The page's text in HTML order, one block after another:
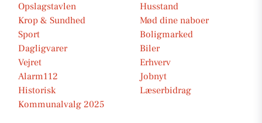
Opslagstavlen
Husstand
Krop & Sundhed
Mød dine naboer
Sport
Boligmarked
Dagligvarer
Biler
Vejret
Erhverv
Alarm112
Jobnyt
Historisk
Læserbidrag
Kommunalvalg 2025